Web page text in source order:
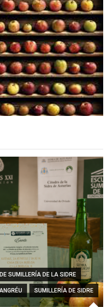
SUMILLERÍA DE LA SIDRE
SUMILLERÍA DE SIDRE